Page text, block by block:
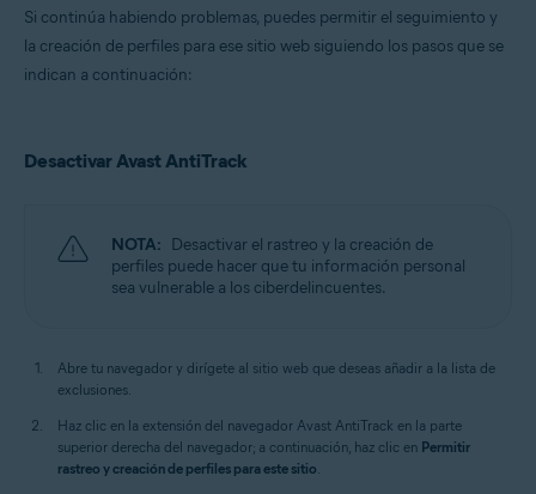
Si continúa habiendo problemas, puedes permitir el seguimiento y
la creación de perfiles para ese sitio web siguiendo los pasos que se
indican a continuación:
Desactivar Avast AntiTrack
NOTA: Desactivar el rastreo y la creación de
perfiles puede hacer que tu información personal
sea vulnerable a los ciberdelincuentes.
Abre tu navegador y dirígete al sitio web que deseas añadir a la lista de
exclusiones.
Haz clic en la extensión del navegador Avast AntiTrack en la parte
superior derecha del navegador; a continuación, haz clic en Permitir
rastreo y creación de perfiles para este sitio